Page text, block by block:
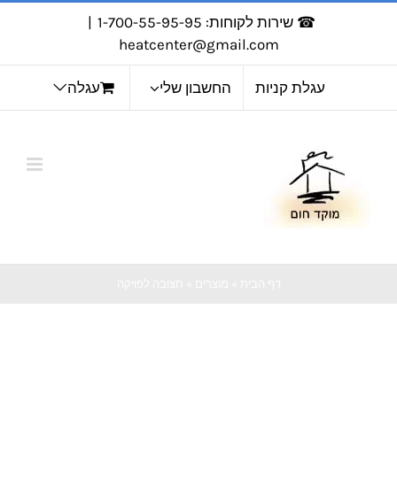
☎ שירות לקוחות: 1-700-55-95-95
|
heatcenter@gmail.com
עגלת קניות החשבון שלי עגלה